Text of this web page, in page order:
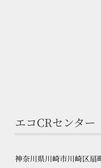
エコCRセンター
神奈川県川崎市川崎区扇